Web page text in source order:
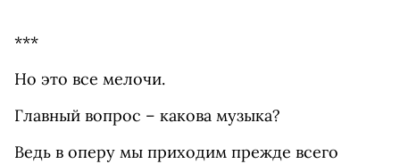
***
Но это все мелочи.
Главный вопрос – какова музыка?
Ведь в оперу мы приходим прежде всего